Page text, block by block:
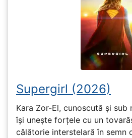
Supergirl (2026)
Kara Zor-El, cunoscută și sub
își unește forțele cu un
călătorie interstelară în semn